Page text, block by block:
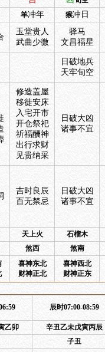
羊冲年 猴冲日
玉堂贵人
武曲少微
驿马
文昌福星
日破地兵
天牢旬空
修造盖屋
移徙安床
入宅开市
开仓祭祀
祈福酬神
出行求财
见贵纳采
日破大凶
诸事不宜
吉时良辰
百无禁忌
日破大凶
诸事不宜
天上火 石榴木
煞西 煞南
喜神东北
财神正北
喜神西北
财神正东
辰时07:00-08:59
乙卯 辛丑乙未戊寅丙辰
子丑